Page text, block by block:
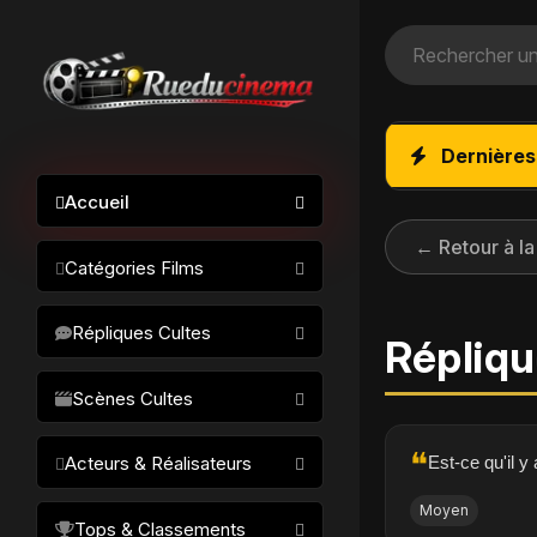
Accueil
Catégories Films
Science-fiction
Drame / Thriller
Comédie/humour
Horreur
Fantastique
Répliques Cultes
Scènes Cultes
Acteurs & Réalisateurs
Tops & Classements
← Retour à
❝Est-ce qu'il y
Moyen